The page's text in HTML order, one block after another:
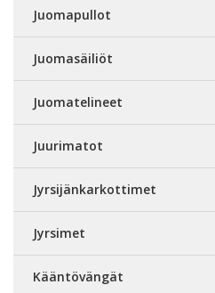
Juomapullot
Juomasäiliöt
Juomatelineet
Juurimatot
Jyrsijänkarkottimet
Jyrsimet
Kääntövängät